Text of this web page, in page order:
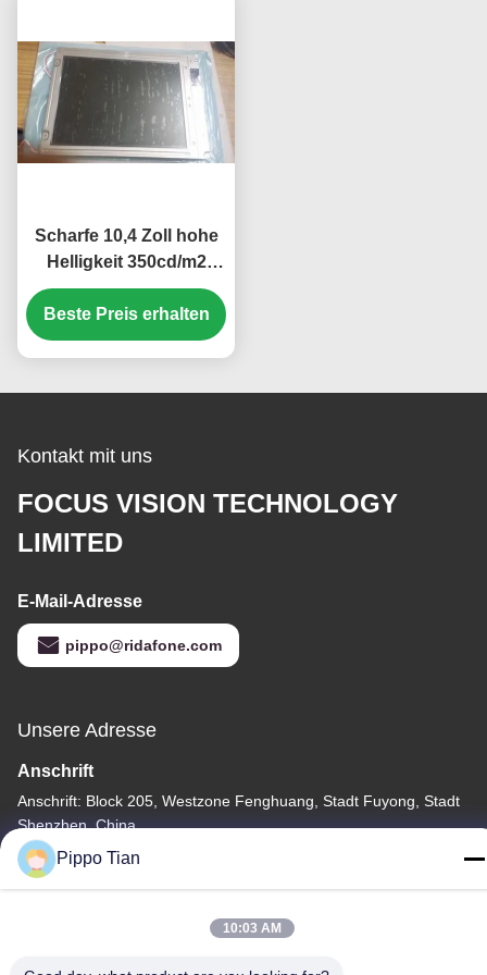
Scharfe 10,4 Zoll hohe
Helligkeit 350cd/m2
Industrie-LCD-Display
mit 640*480 Pixel
Auflösung
Beste Preis erhalten
Kontakt mit uns
FOCUS VISION TECHNOLOGY
LIMITED
E-Mail-Adresse
pippo@ridafone.com
Unsere Adresse
Anschrift
Anschrift: Block 205, Westzone Fenghuang, Stadt Fuyong, Stadt
Shenzhen, China
Tel. Pippo Tian
10:03 AM